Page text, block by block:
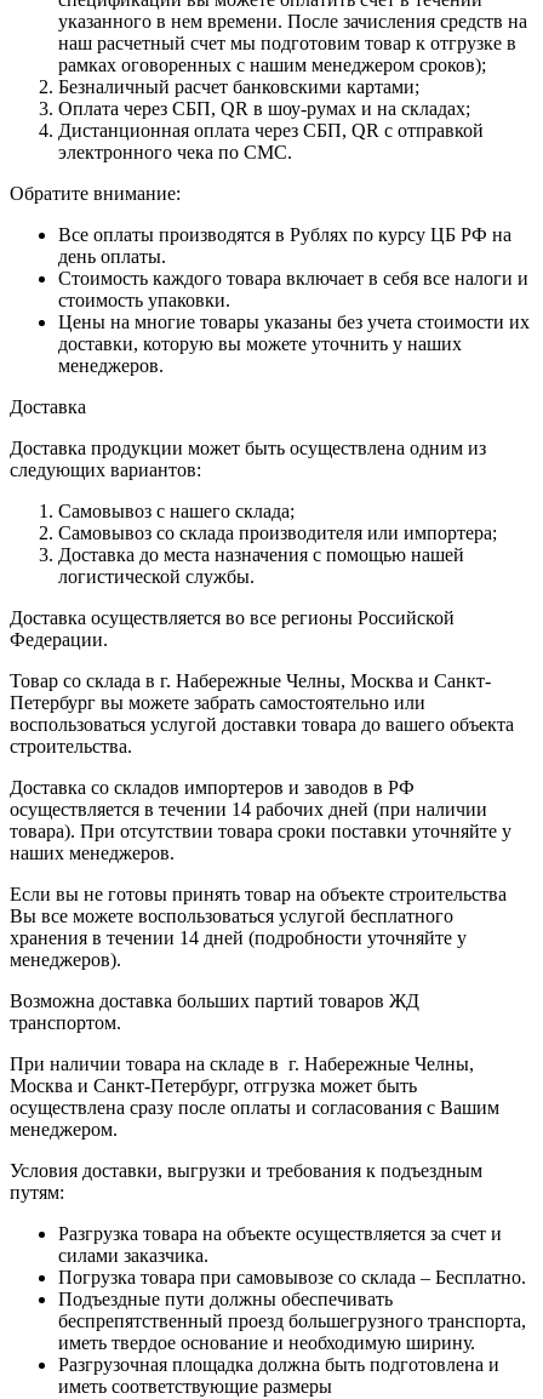
указанного в нем времени. После зачисления средств на
наш расчетный счет мы подготовим товар к отгрузке в
рамках оговоренных с нашим менеджером сроков);
Безналичный расчет банковскими картами;
Оплата через СБП, QR в шоу-румах и на складах;
Дистанционная оплата через СБП, QR с отправкой
электронного чека по СМС.
Обратите внимание:
Все оплаты производятся в Рублях по курсу ЦБ РФ на
день оплаты.
Стоимость каждого товара включает в себя все налоги и
стоимость упаковки.
Цены на многие товары указаны без учета стоимости их
доставки, которую вы можете уточнить у наших
менеджеров.
Доставка
Доставка продукции может быть осуществлена одним из
следующих вариантов:
Самовывоз с нашего склада;
Самовывоз со склада производителя или импортера;
Доставка до места назначения с помощью нашей
логистической службы.
Доставка осуществляется во все регионы Российской
Федерации.
Товар со склада в г. Набережные Челны, Москва и Санкт-
Петербург вы можете забрать самостоятельно или
воспользоваться услугой доставки товара до вашего объекта
строительства.
Доставка со складов импортеров и заводов в РФ
осуществляется в течении 14 рабочих дней (при наличии
товара). При отсутствии товара сроки поставки уточняйте у
наших менеджеров.
Если вы не готовы принять товар на объекте строительства
Вы все можете воспользоваться услугой бесплатного
хранения в течении 14 дней (подробности уточняйте у
менеджеров).
Возможна доставка больших партий товаров ЖД
транспортом.
При наличии товара на складе в г. Набережные Челны,
Москва и Санкт-Петербург, отгрузка может быть
осуществлена сразу после оплаты и согласования с Вашим
менеджером.
Условия доставки, выгрузки и требования к подъездным
путям:
Разгрузка товара на объекте осуществляется за счет и
силами заказчика.
Погрузка товара при самовывозе со склада – Бесплатно.
Подъездные пути должны обеспечивать
беспрепятственный проезд большегрузного транспорта,
иметь твердое основание и необходимую ширину.
Разгрузочная площадка должна быть подготовлена и
иметь соответствующие размеры